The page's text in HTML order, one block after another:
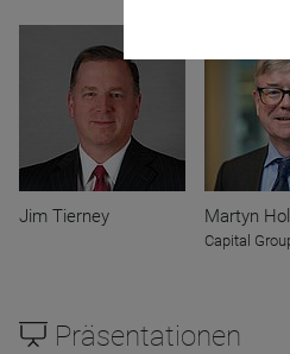
Jim Tierney Martyn
Capital
Präsentationen
Name
Anbieter
Zweck
Ablauf